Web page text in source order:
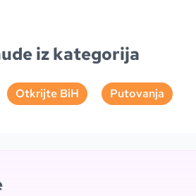
iz kategorija
Otkrijte BiH Putovanja